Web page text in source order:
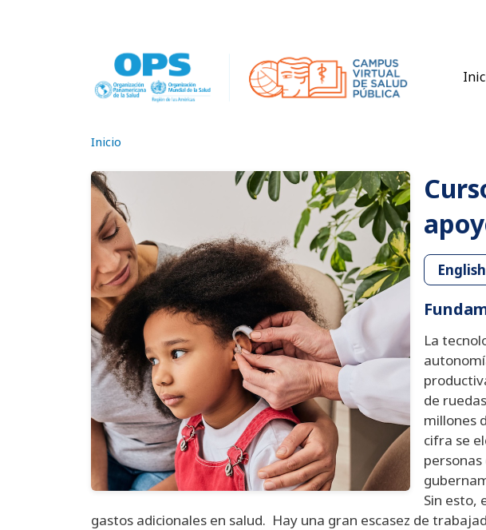
Inicio
La
de
millones
cifra se
Sin esto,
gastos adicionales en salud. Hay una gran escasez de